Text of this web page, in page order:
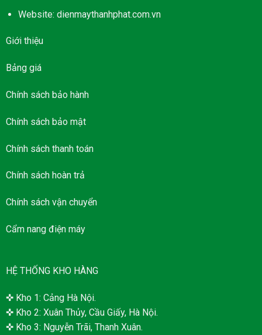
Website: dienmaythanhphat.com.vn
Giới thiệu
Bảng giá
Chính sách bảo hành
Chính sách bảo mật
Chính sách thanh toán
Chính sách hoàn trả
Chính sách vận chuyển
Cẩm nang điện máy
HỆ THỐNG KHO HÀNG
✜ Kho 1: Cảng Hà Nội.
✜ Kho 2: Xuân Thủy, Cầu Giấy, Hà Nội.
✜ Kho 3: Nguyễn Trãi, Thanh Xuân.